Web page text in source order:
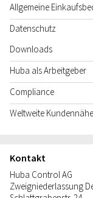
Allgemeine
Datenschutz
Downloads
Huba als Arbeitgeber
Compliance
Weltweite Kundennähe
Kontakt
Huba Control AG
Zweigniederlassung